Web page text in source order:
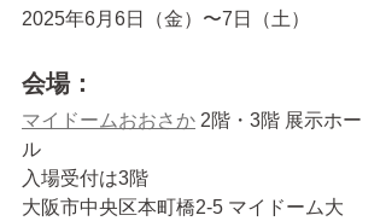
2025年6月6日（金）〜7日（土）
会場：
マイドームおおさか 2階・3階 展示ホー
ル
入場受付は3階
大阪市中央区本町橋2-5 マイドーム大